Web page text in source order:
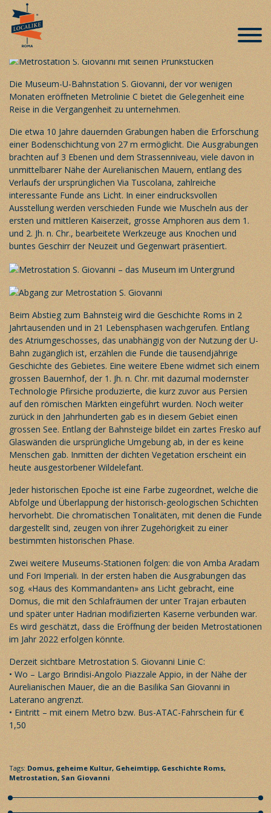
Metrostation S. Giovanni – Museum im
Untergrund
Veröffentlicht am 25. November 2018
Die Museum-U-Bahnstation S. Giovanni, der vor wenigen
Monaten eröffneten Metrolinie C bietet die Gelegenheit eine
Reise in die Vergangenheit zu unternehmen.
Die etwa 10 Jahre dauernden Grabungen haben die Erforschung
einer Bodenschichtung von 27 m ermöglicht. Die Ausgrabungen
brachten auf 3 Ebenen und dem Strassenniveau, viele davon in
unmittelbarer Nähe der Aurelianischen Mauern, entlang des
Verlaufs der ursprünglichen Via Tuscolana, zahlreiche
interessante Funde ans Licht. In einer eindrucksvollen
Ausstellung werden verschieden Funde wie Muscheln aus der
ersten und mittleren Kaiserzeit, grosse Amphoren aus dem 1.
und 2. Jh. n. Chr., bearbeitete Werkzeuge aus Knochen und
buntes Geschirr der Neuzeit und Gegenwart präsentiert.
Beim Abstieg zum Bahnsteig wird die Geschichte Roms in 2
Jahrtausenden und in 21 Lebensphasen wachgerufen. Entlang
des Atriumgeschosses, das unabhängig von der Nutzung der U-
Bahn zugänglich ist, erzählen die Funde die tausendjährige
Geschichte des Gebietes. Eine weitere Ebene widmet sich einem
grossen Bauernhof, der 1. Jh. n. Chr. mit dazumal modernster
Technologie Pfirsiche produzierte, die kurz zuvor aus Persien
auf den römischen Märkten eingeführt wurden. Noch weiter
zurück in den Jahrhunderten gab es in diesem Gebiet einen
grossen See. Entlang der Bahnsteige bildet ein zartes Fresko auf
Glaswänden die ursprüngliche Umgebung ab, in der es keine
Menschen gab. Inmitten der dichten Vegetation erscheint ein
heute ausgestorbener Wildelefant.
Jeder historischen Epoche ist eine Farbe zugeordnet, welche die
Abfolge und Überlappung der historisch-geologischen Schichten
hervorhebt. Die chromatischen Tonalitäten, mit denen die Funde
dargestellt sind, zeugen von ihrer Zugehörigkeit zu einer
bestimmten historischen Phase.
Zwei weitere Museums-Stationen folgen: die von Amba Aradam
und Fori Imperiali. In der ersten haben die Ausgrabungen das
sog. «Haus des Kommandanten» ans Licht gebracht, eine
Domus, die mit den Schlafräumen der unter Trajan erbauten
und später unter Hadrian modifizierten Kaserne verbunden war.
Es wird geschätzt, dass die Eröffnung der beiden Metrostationen
im Jahr 2022 erfolgen könnte.
Derzeit sichtbare Metrostation S. Giovanni Linie C:
• Wo – Largo Brindisi-Angolo Piazzale Appio, in der Nähe der
Aurelianischen Mauer, die an die Basilika San Giovanni in
Laterano angrenzt.
• Eintritt – mit einem Metro bzw. Bus-ATAC-Fahrschein für €
1,50
Tags: Domus, geheime Kultur, Geheimtipp, Geschichte Roms,
Metrostation, San Giovanni